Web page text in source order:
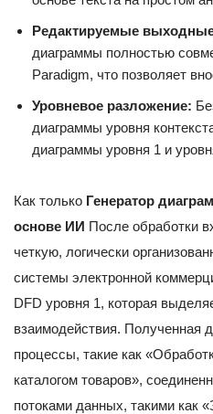
Редактируемые
диаграммы полностью
Paradigm, что позволяет
Уровневое разложение:
диаграммы уровня
диаграммы уровня 1 и
Как только Генератор
основе ИИ После обработки
четкую, логически
системы электронной
DFD уровня 1, которая
взаимодействия. Полученная
процессы, такие как
каталогом товаров»,
потоками данных, такими как